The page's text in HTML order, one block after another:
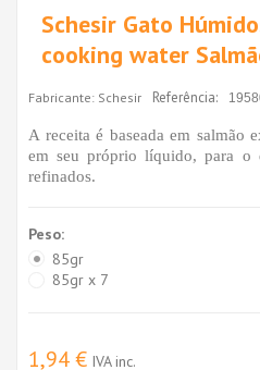
Schesir Gato
cooking water
Fabricante: Schesir Referência:
A receita é baseada em salmão
em seu próprio líquido, para o
refinados.
Peso:
85gr
85gr x 7
1,94 € IVA inc.